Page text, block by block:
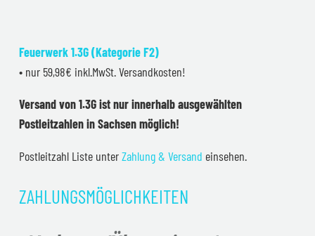
Feuerwerk 1.3G (Kategorie F2)
• nur 59,98€ inkl.MwSt. Versandkosten!
Versand von 1.3G ist nur innerhalb ausgewählten
Postleitzahlen in Sachsen möglich!
Postleitzahl Liste unterZahlung & Versand einsehen.
ZAHLUNGSMÖGLICHKEITEN